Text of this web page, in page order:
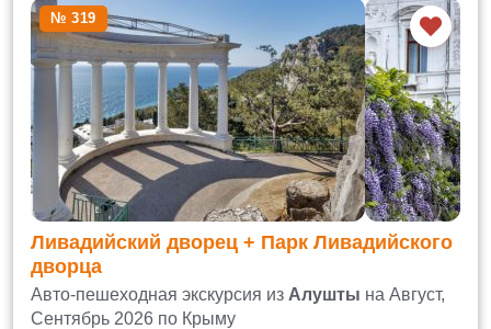
№ 319
Ливадийский дворец + Парк Ливадийского
дворца
Авто-пешеходная экскурсия из Алушты на Август,
Сентябрь 2026 по Крыму